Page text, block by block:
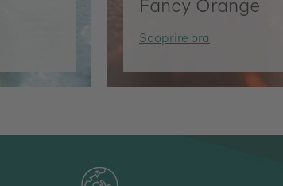
Fancy Orange
Scoprire ora